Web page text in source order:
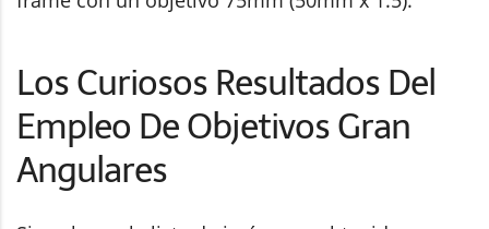
Los Curiosos Resultados Del
Empleo De Objetivos Gran
Angulares